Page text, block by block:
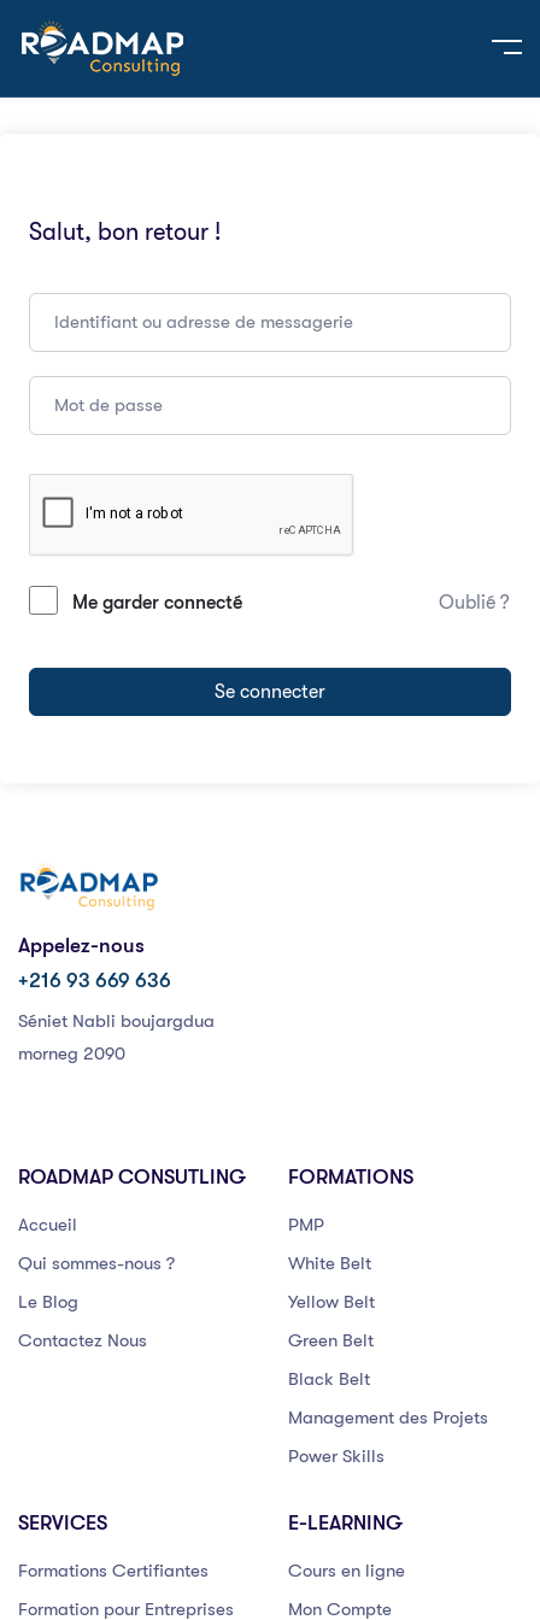
Salut, bon retour !
Me garder connecté Oublié ?
Se connecter
Appelez-nous
+216 93 669 636
Séniet Nabli boujargdua
morneg 2090
ROADMAP CONSUTLING
Accueil
Qui sommes-nous ?
Le Blog
Contactez Nous
FORMATIONS
PMP
White Belt
Yellow Belt
Green Belt
Black Belt
Management des Projets
Power Skills
SERVICES
Formations Certifiantes
Formation pour Entreprises
E-LEARNING
Cours en ligne
Mon Compte